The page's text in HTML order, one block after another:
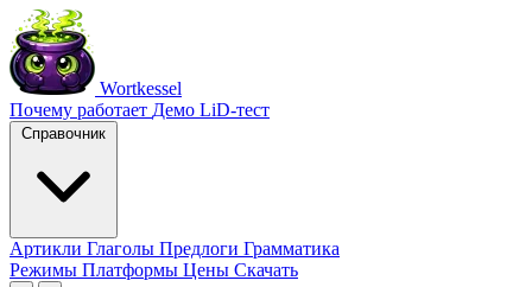
Wortkessel
Почему работает Демо LiD-тест
Справочник
Артикли Глаголы Предлоги Грамматика
Режимы Платформы Цены Скачать